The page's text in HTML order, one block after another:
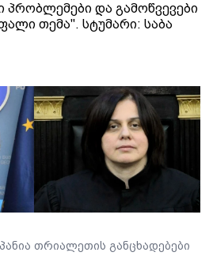
პრობლემები და გამოწვევები
თემა". სტუმარი: საბა
თრიალეთის განცხადებები